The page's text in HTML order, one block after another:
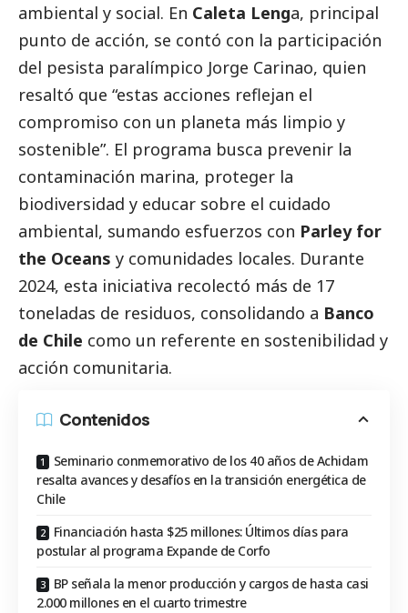
ambiental y social. En Caleta Lenga, principal
punto de acción, se contó con la participación
del pesista paralímpico Jorge Carinao, quien
resaltó que “estas acciones reflejan el
compromiso con un planeta más limpio y
sostenible”. El programa busca prevenir la
contaminación marina, proteger la
biodiversidad y educar sobre el cuidado
ambiental, sumando esfuerzos con Parley for
the Oceans y comunidades locales. Durante
2024, esta iniciativa recolectó más de 17
toneladas de residuos, consolidando a Banco
de Chile como un referente en sostenibilidad y
acción comunitaria.
Contenidos
Seminario conmemorativo de los 40 años de Achidam
resalta avances y desafíos en la transición energética de
Chile
Financiación hasta $25 millones: Últimos días para
postular al programa Expande de Corfo
BP señala la menor producción y cargos de hasta casi
2.000 millones en el cuarto trimestre